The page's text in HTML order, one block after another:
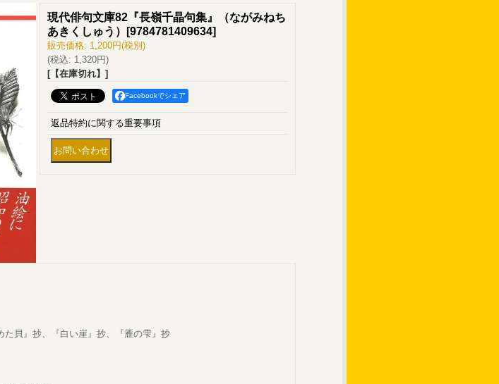
現代俳句文庫82『長嶺千晶句集』（ながみねち
あきくしゅう）
[9784781409634]
販売価格: 1,200円(税別)
(税込: 1,320円)
[【在庫切れ】]
Facebookでシェア
返品特約に関する重要事項
貝』抄、『白い崖』抄、『雁の雫』抄